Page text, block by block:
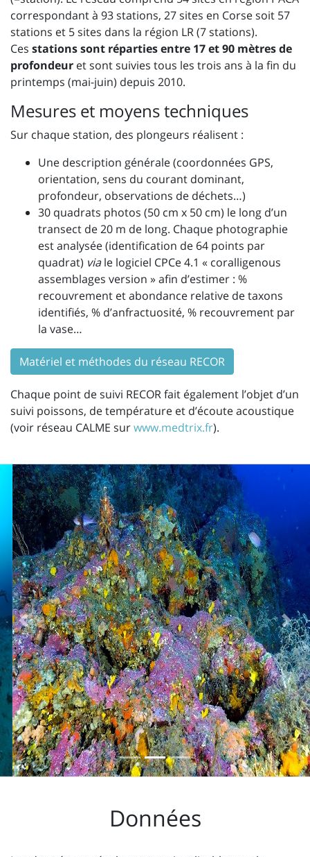
correspondant à 93 stations, 27 sites en Corse soit 57
stations et 5 sites dans la région LR (7 stations).
Ces stations sont réparties entre 17 et 90 mètresde
profondeur et sont suivies tous les trois ans à la fin du
printemps (mai-juin) depuis 2010.
Mesures et moyens techniques
Sur chaque station, des plongeurs réalisent :
Une description générale (coordonnées GPS,
orientation, sens du courant dominant,
profondeur, observations de déchets…)
30 quadrats photos (50 cm x 50 cm) le long d’un
transect de 20 m de long. Chaque photographie
est analysée (identification de 64 points par
quadrat) viale logiciel CPCe 4.1 « coralligenous
assemblages version » afin d’estimer : %
recouvrement et abondance relative de taxons
identifiés, % d’anfractuosité, % recouvrement par
la vase…
Matériel et méthodes du réseau RECOR
Chaque point de suivi RECOR fait également l’objet d’un
suivi poissons, de température et d’écoute acoustique
(voir réseau CALME surwww.medtrix.fr).
Précédent
Données